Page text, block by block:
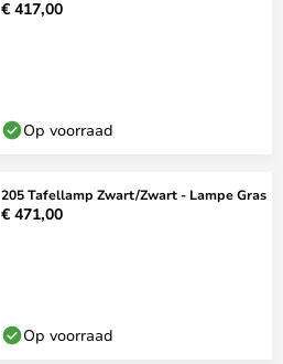
€ 417,00
Op voorraad
205 Tafellamp Zwart/Zwart - Lampe Gras
€ 471,00
Op voorraad